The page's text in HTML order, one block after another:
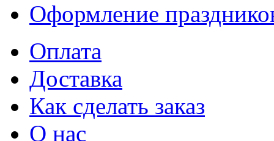
Оформление
Оплата
Доставка
Как сделать заказ
О нас